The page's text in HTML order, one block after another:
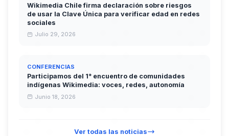
Wikimedia Chile firma declaración sobre riesgos
de usar la Clave Única para verificar edad en redes
sociales
Julio 29, 2026
CONFERENCIAS
Participamos del 1° encuentro de comunidades
indígenas Wikimedia: voces, redes, autonomía
Junio 18, 2026
Ver todas las noticias